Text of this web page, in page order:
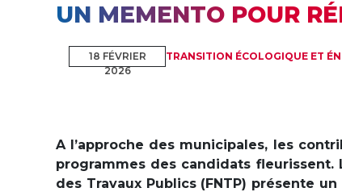
UN MEMENTO POUR
18 FÉVRIER
2026
TRANSITION ÉCOLOGIQUE ET
A l’approche des municipales, les
programmes des candidats fleurissent.
des Travaux Publics (FNTP) présente